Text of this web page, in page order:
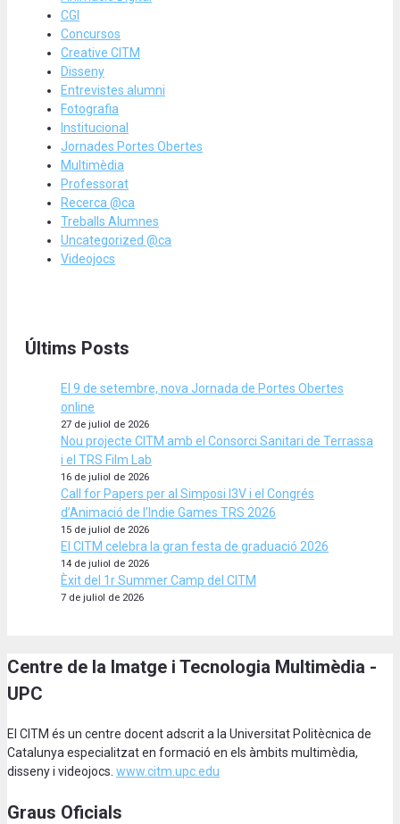
CGI
Concursos
Creative CITM
Disseny
Entrevistes alumni
Fotografia
Institucional
Jornades Portes Obertes
Multimèdia
Professorat
Recerca @ca
Treballs Alumnes
Uncategorized @ca
Videojocs
Últims Posts
El 9 de setembre, nova Jornada de Portes Obertes
online
27 de juliol de 2026
Nou projecte CITM amb el Consorci Sanitari de Terrassa
i el TRS Film Lab
16 de juliol de 2026
Call for Papers per al Simposi I3V i el Congrés
d’Animació de l’Indie Games TRS 2026
15 de juliol de 2026
El CITM celebra la gran festa de graduació 2026
14 de juliol de 2026
Èxit del 1r Summer Camp del CITM
7 de juliol de 2026
Centre de la Imatge i Tecnologia Multimèdia -
UPC
El CITM és un centre docent adscrit a la Universitat Politècnica de
Catalunya especialitzat en formació en els àmbits multimèdia,
disseny i videojocs. www.citm.upc.edu
Graus Oficials